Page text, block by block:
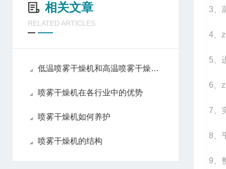
相关文章
RELATED ARTICLES
低温喷雾干燥机和高温喷雾干燥机各自优点
喷雾干燥机在各行业中的优势
喷雾干燥机如何养护
喷雾干燥机的结构
3
4
5
6
7
8
9